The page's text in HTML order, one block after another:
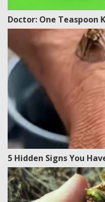
Doctor: One Teaspoon
5 Hidden Signs You